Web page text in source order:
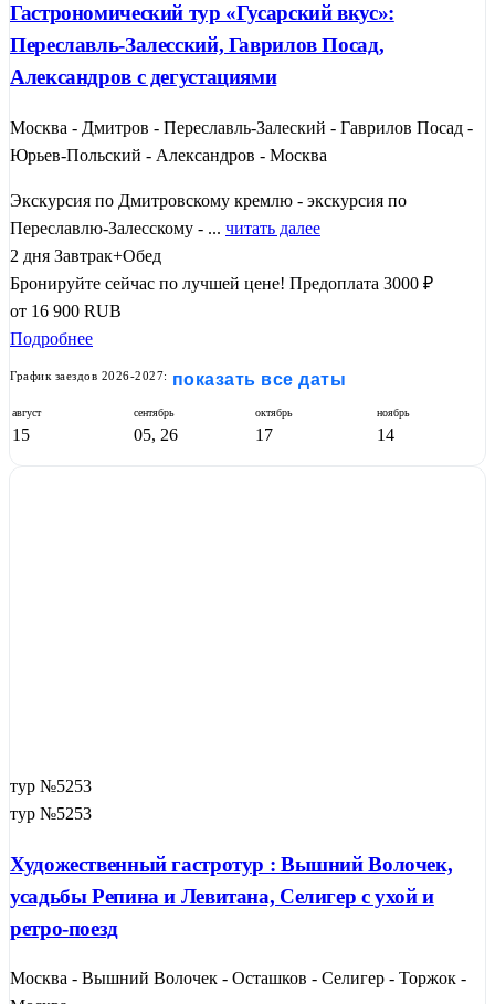
Гастрономический тур «Гусарский вкус»:
Переславль-Залесский, Гаврилов Посад,
Александров с дегустациями
Москва - Дмитров - Переславль-Залеский - Гаврилов Посад -
Юрьев-Польский - Александров - Москва
Экскурсия по Дмитровскому кремлю - экскурсия по
Переславлю-Залесскому - ... читать далее
2 дня Завтрак+Обед
Бронируйте сейчас по лучшей цене! Предоплата 3000 ₽
от 16 900 RUB
Подробнее
График заездов 2026-2027: показать все даты
август
15
сентябрь
05, 26
октябрь
17
ноябрь
14
тур №5253
тур №5253
Художественный гастротур : Вышний Волочек,
усадьбы Репина и Левитана, Селигер с ухой и
ретро-поезд
Москва - Вышний Волочек - Осташков - Селигер - Торжок -